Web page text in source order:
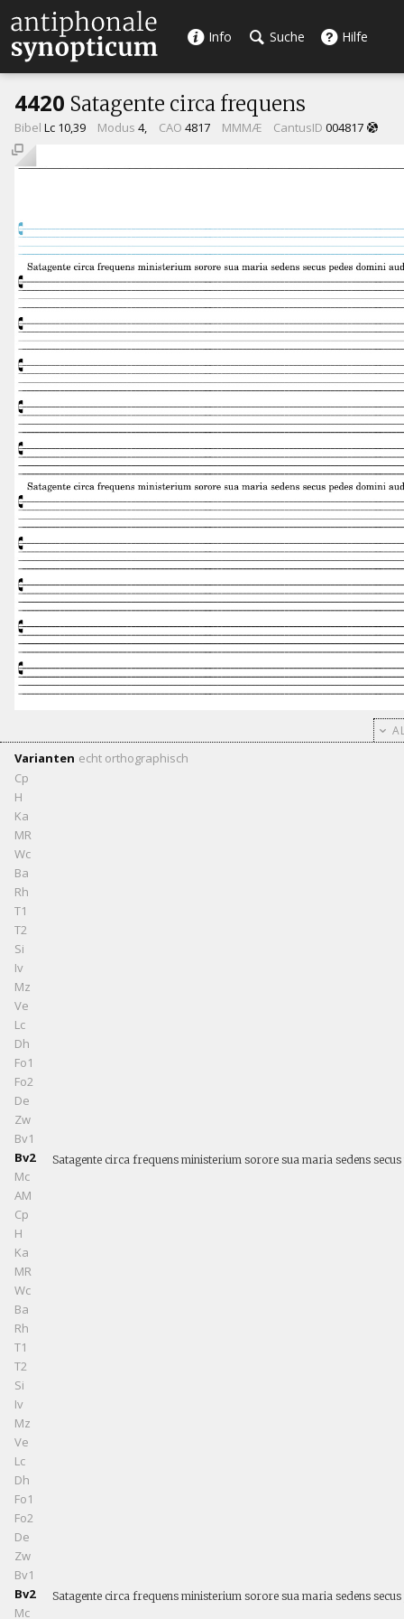
Info Suche Hilfe
4420 Satagente circa frequens
Bibel Lc 10,39 Modus 4, CAO 4817 MMMÆ CantusID 004817
Varianten echt orthographisch
Cp
H
Ka
MR
Wc
Ba
Rh
T1
T2
Si
Iv
Mz
Ve
Lc
Dh
Fo1
Fo2
De
Zw
Bv1
Bv2
Satagente circa frequens ministerium sorore sua maria sedens
Mc
AM
Cp
H
Ka
MR
Wc
Ba
Rh
T1
T2
Si
Iv
Mz
Ve
Lc
Dh
Fo1
Fo2
De
Zw
Bv1
Bv2
Satagente circa frequens ministerium sorore sua maria sedens
Mc